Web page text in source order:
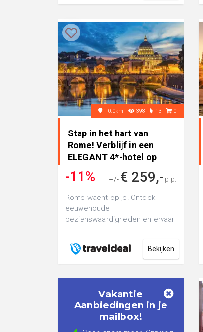
+0.0km 398 13 0
Stap in het hart van
Rome! Verblijf in een
ELEGANT 4*-hotel op
steenwo..
-11% +/- € 259,- p.p.
Rome wacht op je! Ontdek
eeuwenoude
bezienswaardigheden en ervaar
Bekijken
Vakantie
Aanbiedingen in je
mailbox!